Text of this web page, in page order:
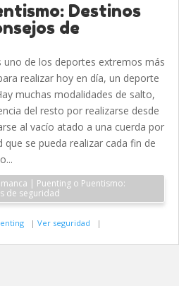
Destinos
de
uno de los deportes extremos más
realizar hoy en día, un deporte
muchas modalidades de salto,
del resto por realizarse desde
al vacío atado a una cuerda por
se pueda realizar cada fin de
de seguridad
| Ver seguridad |